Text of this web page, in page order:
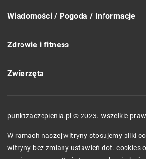
Wiadomości / Pogoda / Informacje
Zdrowie i fitness
Zwierzęta
punktzaczepienia.pl © 2023. Wszelkie
W ramach naszej witryny stosujemy pliki
witryny bez zmiany ustawień dot. cookies